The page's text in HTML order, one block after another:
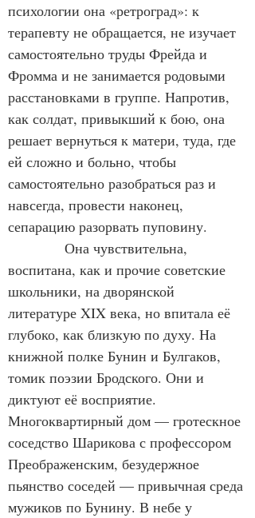
психологии она «ретроград»: к
терапевту не обращается, не изучает
самостоятельно труды Фрейда и
Фромма и не занимается родовыми
расстановками в группе. Напротив,
как солдат, привыкший к бою, она
решает вернуться к матери, туда, где
ей сложно и больно, чтобы
самостоятельно разобраться раз и
навсегда, провести наконец,
сепарацию разорвать пуповину.
Она чувствительна,
воспитана, как и прочие советские
школьники, на дворянской
литературе XIX века, но впитала её
глубоко, как близкую по духу. На
книжной полке Бунин и Булгаков,
томик поэзии Бродского. Они и
диктуют её восприятие.
Многоквартирный дом — гротескное
соседство Шарикова с профессором
Преображенским, безудержное
пьянство соседей — привычная среда
мужиков по Бунину. В небе у